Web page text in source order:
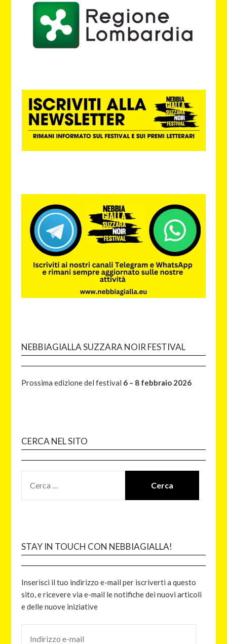
NEBBIAGIALLA SUZZARA NOIR FESTIVAL
Prossima edizione del festival 6 – 8 febbraio 2026
CERCA NEL SITO
STAY IN TOUCH CON NEBBIAGIALLA!
Inserisci il tuo indirizzo e-mail per iscriverti a questo
sito, e ricevere via e-mail le notifiche dei nuovi articoli
e delle nuove iniziative